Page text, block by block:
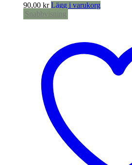
90,00 kr Lägg i varukorg
Snabbvisning